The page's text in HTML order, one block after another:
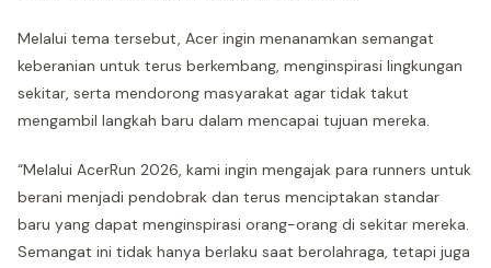
Melalui tema tersebut, Acer ingin menanamkan semangat
keberanian untuk terus berkembang, menginspirasi lingkungan
sekitar, serta mendorong masyarakat agar tidak takut
mengambil langkah baru dalam mencapai tujuan mereka.
“Melalui AcerRun 2026, kami ingin mengajak para runners untuk
berani menjadi pendobrak dan terus menciptakan standar
baru yang dapat menginspirasi orang-orang di sekitar mereka.
Semangat ini tidak hanya berlaku saat berolahraga, tetapi juga